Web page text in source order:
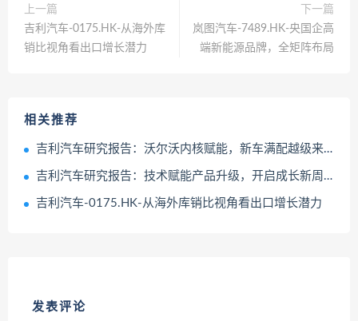
上一篇
吉利汽车-0175.HK-从海外库
销比视角看出口增长潜力
下一篇
岚图汽车-7489.HK-央国企高
端新能源品牌，全矩阵布局
相关推荐
吉利汽车研究报告：沃尔沃内核赋能，新车满配越级来袭
吉利汽车研究报告：技术赋能产品升级，开启成长新周期
吉利汽车-0175.HK-从海外库销比视角看出口增长潜力
发表评论